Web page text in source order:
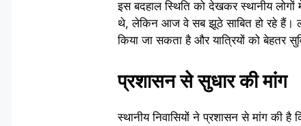
इस बदहाल स्थिति को देखकर स्थानीय
थे, लेकिन आज वे सब झूठे साबित हो रहे हैं।
किया जा सकता है और यात्रियों को बेहतर
प्रशासन से सुधार की मांग
स्थानीय निवासियों ने प्रशासन से मांग की